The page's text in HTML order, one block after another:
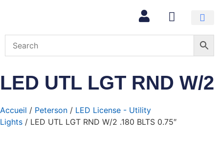
LED UTL LGT RND W/
Accueil / Peterson / LED License - Utility
Lights / LED UTL LGT RND W/2 .180 BLTS 0.75″